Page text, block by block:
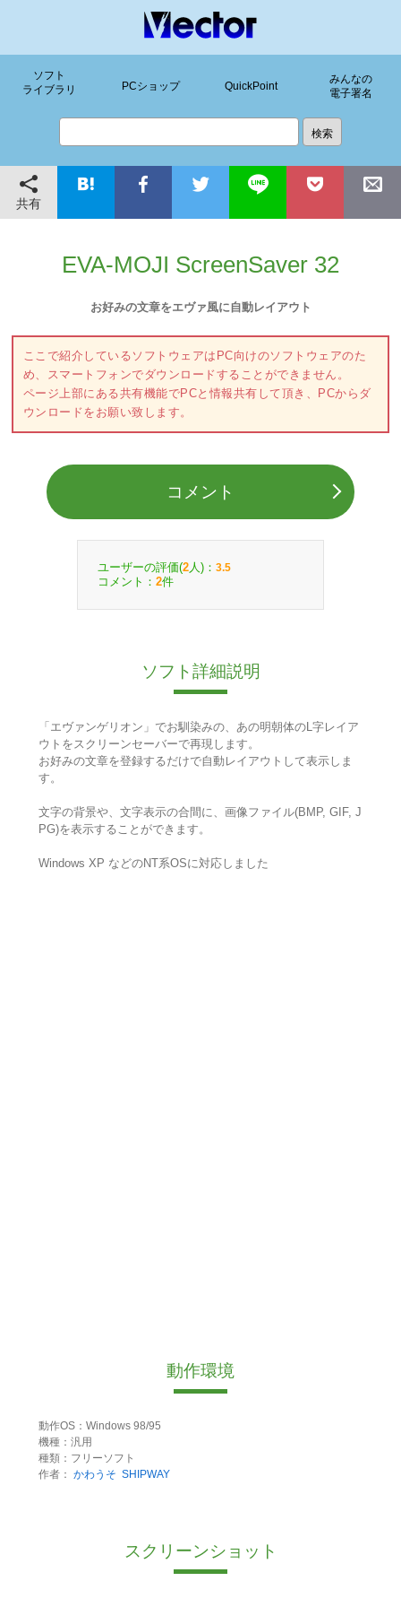
ソフト
ライブラリ
PCショップ QuickPoint
みんなの
電子署名
共有
EVA-MOJI ScreenSaver 32
お好みの文章をエヴァ風に自動レイアウト
ここで紹介しているソフトウェアはPC向けのソフトウェアのた
め、スマートフォンでダウンロードすることができません。
ページ上部にある共有機能でPCと情報共有して頂き、PCからダ
ウンロードをお願い致します。
コメント
ユーザーの評価(2 人)： 3.5
コメント： 2件
ソフト詳細説明
「エヴァンゲリオン」でお馴染みの、あの明朝体のL字レイア
ウトをスクリーンセーバーで再現します。
お好みの文章を登録するだけで自動レイアウトして表示しま
す。
文字の背景や、文字表示の合間に、画像ファイル(BMP, GIF, J
PG)を表示することができます。
Windows XP などのNT系OSに対応しました
動作環境
動作OS：Windows 98/95
機種：汎用
種類：フリーソフト
作者： かわうそ SHIPWAY
スクリーンショット